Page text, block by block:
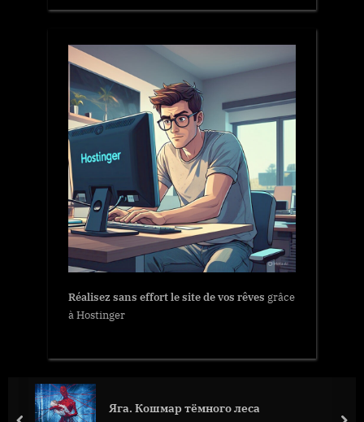
Réalisez sans effort le site de vos rêves grâce
à Hostinger
Яга. Кошмар тёмного леса